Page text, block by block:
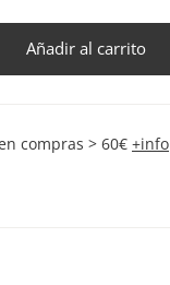
Añadir al carrito
compras > 60€ +info